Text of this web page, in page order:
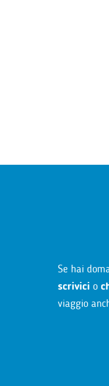
Se hai
scrivici o
viaggio